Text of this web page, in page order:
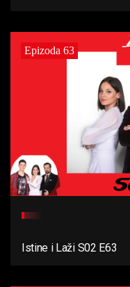
Epizoda 63
Istine i Laži S02 E63